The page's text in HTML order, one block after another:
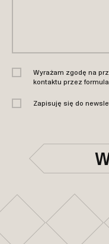
Wyrażam zgodę na
kontaktu przez
Zapisuję się do